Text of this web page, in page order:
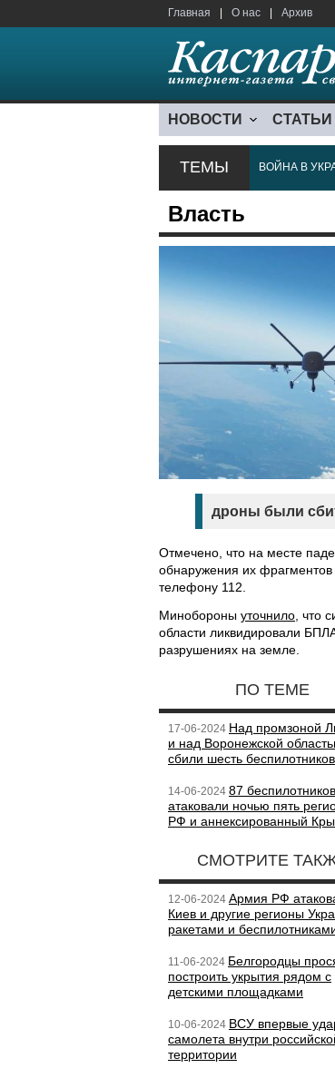
Главная О нас Архив
НОВОСТИ СТАТЬИ
ТЕМЫ ВОЙНА В
Власть
дроны были
Отмечено, что на месте
обнаружения их
телефону 112.
Минобороны уточнило , что
области ликвидировали
разрушениях на земле.
ПО ТЕМЕ
17-06-2024 Над промзоной
и над Воронежской
сбили шесть беспилотников
14-06-2024 87 беспилотников
атаковали ночью пять
РФ и аннексированный
СМОТРИТЕ
12-06-2024 Армия РФ
Киев и другие регионы
ракетами и
11-06-2024 Белгородцы
построить укрытия рядом с
детскими площадками
10-06-2024 ВСУ впервые
самолета внутри
территории